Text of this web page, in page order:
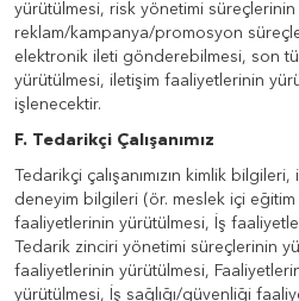
yürütülmesi, risk yönetimi süreçlerinin
reklam/kampanya/promosyon
elektronik ileti gönderebilmesi, son
yürütülmesi, iletişim faaliyetlerinin
işlenecektir.
F. Tedarikçi Çalışanımız
Tedarikçi çalışanımızın kimlik
deneyim bilgileri (ör. meslek içi eğitim
faaliyetlerinin yürütülmesi, İş
Tedarik zinciri yönetimi süreçlerinin
faaliyetlerinin yürütülmesi,
yürütülmesi, İş sağlığı/güvenliği